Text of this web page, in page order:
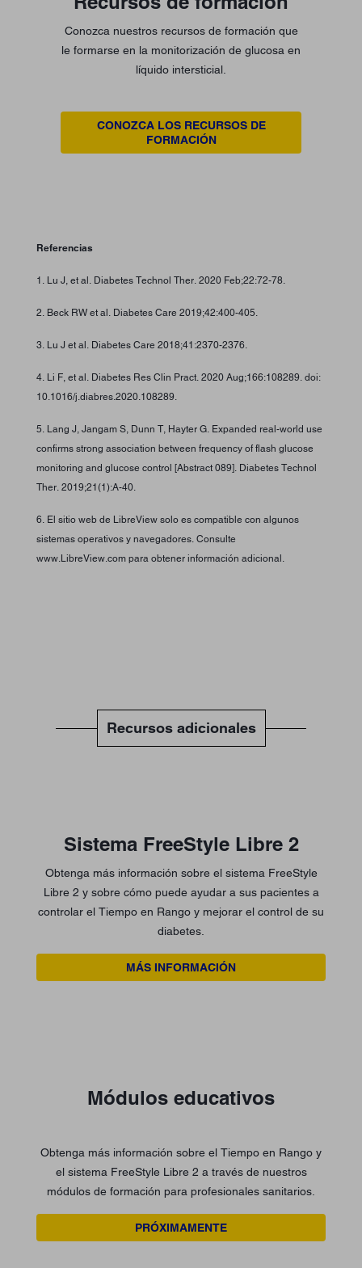
Conozca nuestros recursos de formación que
le formarse en la monitorización de glucosa en
líquido intersticial.
CONOZCA LOS RECURSOS DE
FORMACIÓN
Referencias
1. Lu J, et al. Diabetes Technol Ther. 2020 Feb;22:72-78.
2. Beck RW et al. Diabetes Care 2019;42:400-405.
3. Lu J et al. Diabetes Care 2018;41:2370-2376.
4. Li F, et al. Diabetes Res Clin Pract. 2020 Aug;166:108289. doi:
10.1016/j.diabres.2020.108289.
5. Lang J, Jangam S, Dunn T, Hayter G. Expanded real-world use
confirms strong association between frequency of flash glucose
monitoring and glucose control [Abstract 089]. Diabetes Technol
Ther. 2019;21(1):A-40.
6. El sitio web de LibreView solo es compatible con algunos
sistemas operativos y navegadores. Consulte
www.LibreView.com para obtener información adicional.
Recursos adicionales
Sistema FreeStyle Libre 2
Obtenga más información sobre el sistema FreeStyle
Libre 2 y sobre cómo puede ayudar a sus pacientes a
controlar el Tiempo en Rango y mejorar el control de su
diabetes.
MÁS INFORMACIÓN
Módulos educativos
Obtenga más información sobre el Tiempo en Rango y
el sistema FreeStyle Libre 2 a través de nuestros
módulos de formación para profesionales sanitarios.
PRÓXIMAMENTE